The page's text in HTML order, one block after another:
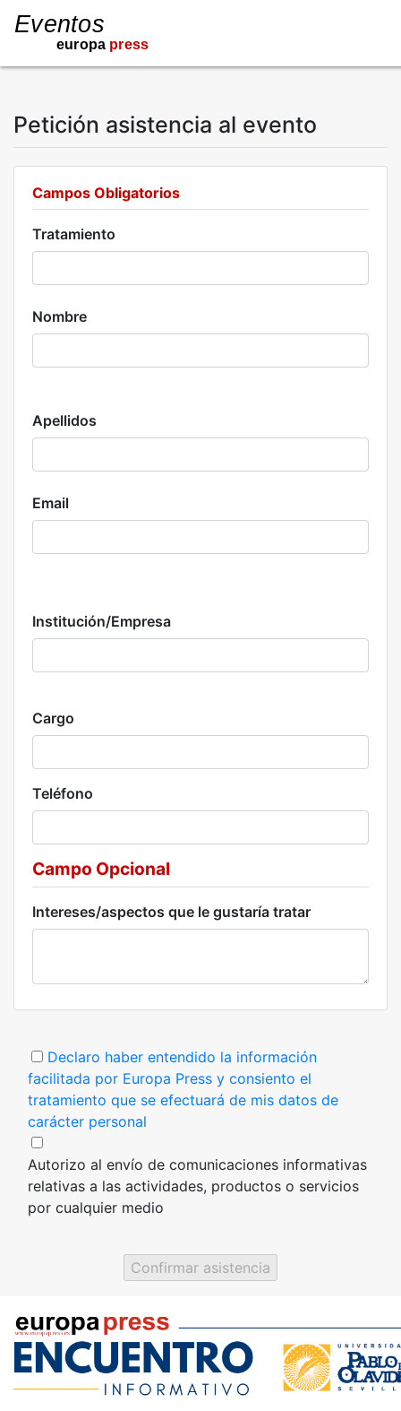
Petición asistencia al evento
Campos Obligatorios
Tratamiento
Nombre
Apellidos
Email
Institución/Empresa
Cargo
Teléfono
Campo Opcional
Intereses/aspectos que le gustaría tratar
Declaro haber entendido la información
facilitada por Europa Press y consiento el
tratamiento que se efectuará de mis datos de
carácter personal
Autorizo al envío de comunicaciones informativas
relativas a las actividades, productos o servicios
por cualquier medio